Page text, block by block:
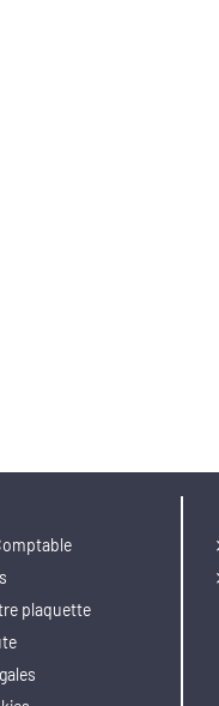
plaquette